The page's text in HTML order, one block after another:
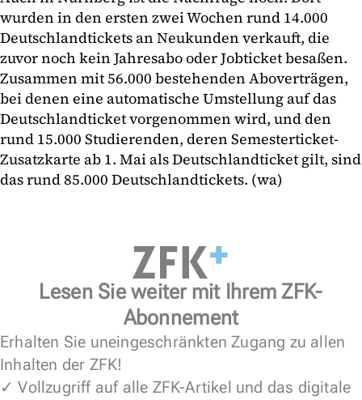
wurden in den ersten zwei Wochen rund 14.000
Deutschlandtickets an Neukunden verkauft, die
zuvor noch kein Jahresabo oder Jobticket besaßen.
Zusammen mit 56.000 bestehenden Aboverträgen,
bei denen eine automatische Umstellung auf das
Deutschlandticket vorgenommen wird, und den
rund 15.000 Studierenden, deren Semesterticket-
Zusatzkarte ab 1. Mai als Deutschlandticket gilt, sind
das rund 85.000 Deutschlandtickets. (wa)
Lesen Sie weiter mit Ihrem ZFK-
Abonnement
Erhalten Sie uneingeschränkten Zugang zu allen
Inhalten der ZFK!
✓ Vollzugriff auf alle ZFK-Artikel und das digitale